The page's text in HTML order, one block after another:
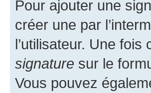
Pour ajouter une
créer une par
l’utilisateur. Une
signature sur le
Vous pouvez